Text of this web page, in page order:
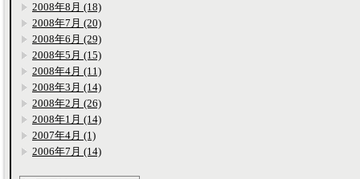
2008年8月 (18)
2008年7月 (20)
2008年6月 (29)
2008年5月 (15)
2008年4月 (11)
2008年3月 (14)
2008年2月 (26)
2008年1月 (14)
2007年4月 (1)
2006年7月 (14)